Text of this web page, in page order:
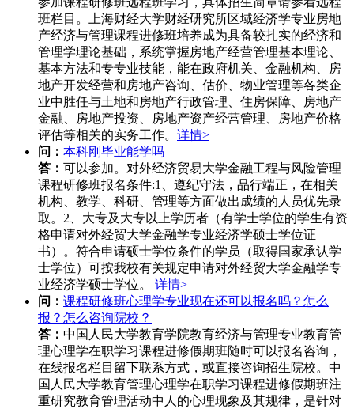
班栏目。上海财经大学财经研究所区域经济学专业房地
产经济与管理课程进修班培养成为具备较扎实的经济和
管理学理论基础，系统掌握房地产经营管理基本理论、
基本方法和专专业技能，能在政府机关、金融机构、房
地产开发经营和房地产咨询、估价、物业管理等各类企
业中胜任与土地和房地产行政管理、住房保障、房地产
金融、房地产投资、房地产资产经营管理、房地产价格
评估等相关的实务工作。 详情>
问： 本科刚毕业能学吗
答： 可以参加。对外经济贸易大学金融工程与风险管理
课程研修班报名条件:1、遵纪守法，品行端正，在相关
机构、教学、科研、管理等方面做出成绩的人员优先录
取。2、大专及大专以上学历者（有学士学位的学生有资
格申请对外经贸大学金融学专业经济学硕士学位证
书）。符合申请硕士学位条件的学员（取得国家承认学
士学位）可按我校有关规定申请对外经贸大学金融学专
业经济学硕士学位。 详情>
问： 课程研修班心理学专业现在还可以报名吗？怎么
报？怎么咨询院校？
答： 中国人民大学教育学院教育经济与管理专业教育管
理心理学在职学习课程进修假期班随时可以报名咨询，
在线报名栏目留下联系方式，或直接咨询招生院校。中
国人民大学教育管理心理学在职学习课程进修假期班注
重研究教育管理活动中人的心理现象及其规律，是针对